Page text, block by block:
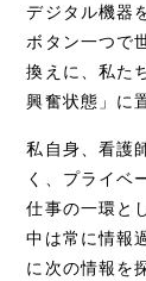
デジタル機器
ボタン一つで
換えに、私た
興奮状態」に
私自身、看護
く、プライベ
仕事の一環と
中は常に情報
に次の情報を